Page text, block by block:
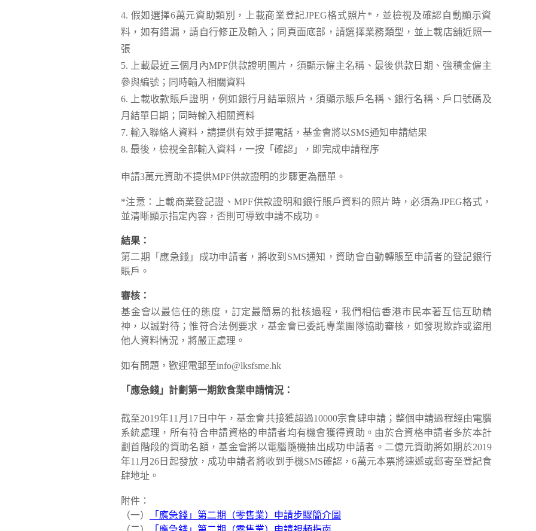
假如選擇6萬元資助類別，上載商業登記JPEG格式照片*，並檢視及確認自動顯示資
料，如有錯漏，請自行修正及輸入；同頁面底部，請選擇業務類型，並上載店舖近照一
張
上載最近三個月內MPF供款證明圖片，須顯示僱主名稱、最後供款日期、強積金僱主
參與編號；同時輸入相關資料
上載收款賬戶證明，例如銀行月結單照片，須顯示賬戶名稱、銀行名稱、戶口號碼及
月結單日期；同時輸入相關資料
輸入聯絡人資料，請提供有效手提電話，基金會將以SMS通知申請結果
最後，檢視全部輸入資料，一按「確認」，即完成申請程序
申請3萬元資助不提供MPF供款證明的步驟更為簡單。
*注意：上載商業登記證、MPF供款證明和銀行賬戶資料的照片時，必須為JPEG格式，
並清晰顯示指定內容，否則可導致申請不成功。
結果：
第二期「應急錢」成功申請者，將收到SMS通知，資助會自動轉賬至申請者的登記銀行
賬戶。
審核：
基金會以最信任的態度，訂定最簡易的批核過程，我們相信香港市民本著互信互助精
神，以誠對待；惟符合法例要求，基金會已委託專業團隊協助審核，如發現欺詐或盜用
他人資料情況，將嚴正處理。
如有問題，歡迎電郵至info@lksfsme.hk
「應急錢」計劃第一期飲食業申請情況：
截至2019年11月17日中午，基金會共接獲超過10000宗食肆申請；整個申請過程經由電腦
系統處理，所有符合申請資格的申請者均有機會獲得資助。由於合資格申請者多於本計
劃首階段的資助名額，基金會將以電腦隨機抽出成功申請者。二億元資助將如期於2019
年11月26日起發放，成功申請者將收到手機SMS確認，6萬元本票將速遞或郵寄至登記食
肆地址。
附件：
（一）
「應急錢」第二期（零售業）申請步驟簡介圖